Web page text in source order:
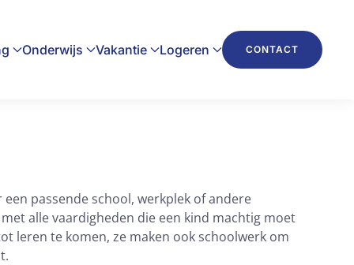
Onderwijs Vakantie Logeren CONTACT
passende school, werkplek of andere
alle vaardigheden die een kind machtig moet
leren te komen, ze maken ook schoolwerk om